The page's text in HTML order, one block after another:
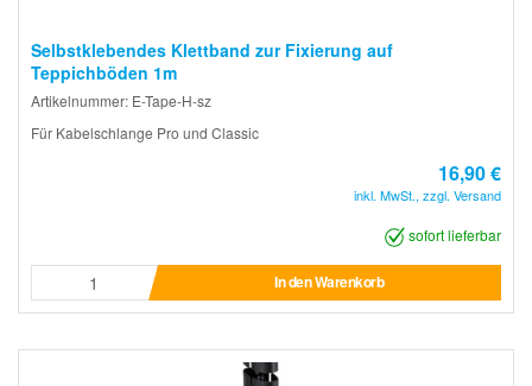
Selbstklebendes Klettband zur Fixierung auf
Teppichböden 1m
Artikelnummer: E-Tape-H-sz
Für Kabelschlange Pro und Classic
16,90 €
inkl. MwSt., zzgl. Versand
sofort lieferbar
In den Warenkorb